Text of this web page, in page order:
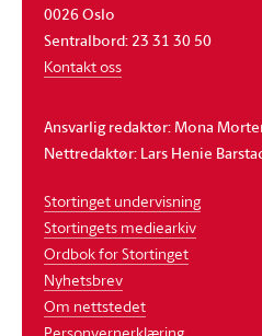
0026 Oslo
Sentralbord: 23 31 30 50
Kontakt oss
Ansvarlig redaktør: Mona
Nettredaktør: Lars Henie
Stortinget undervisning
Stortingets mediearkiv
Ordbok for Stortinget
Nyhetsbrev
Om nettstedet